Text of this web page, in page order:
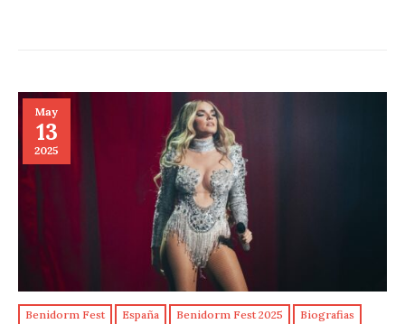
May
13
2025
Benidorm Fest España Benidorm Fest 2025 Biografias